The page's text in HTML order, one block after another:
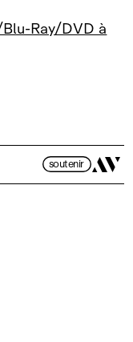
Ray/DVD à
soutenir